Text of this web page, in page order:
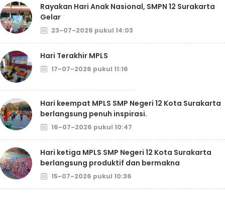
Rayakan Hari Anak Nasional, SMPN 12 Surakarta
Gelar
23-07-2026 pukul 14:03
Hari Terakhir MPLS
17-07-2026 pukul 11:16
Hari keempat MPLS SMP Negeri 12 Kota Surakarta
berlangsung penuh inspirasi.
16-07-2026 pukul 10:47
Hari ketiga MPLS SMP Negeri 12 Kota Surakarta
berlangsung produktif dan bermakna
15-07-2026 pukul 10:36